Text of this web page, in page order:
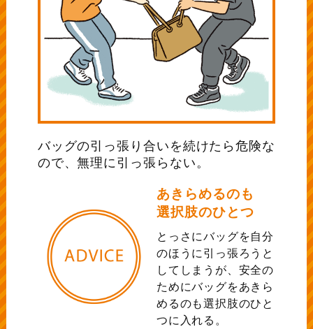
バッグの引っ張り合いを続けたら危険な
ので、無理に引っ張らない。
あきらめるのも
選択肢のひとつ
とっさにバッグを自分
のほうに引っ張ろうと
してしまうが、安全の
ためにバッグをあきら
めるのも選択肢のひと
つに入れる。